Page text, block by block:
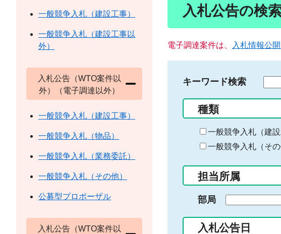
入札公告の検
電子調達案件は、 入札情報公
キーワード検索
る
キ
ー
ー
入
力
種類
一般競争入札（建設
一般競争入札（その
担当所属
部局
入札公告日
一般競争入札（建設工事）
一般競争入札（建設工事以
外）
入札公告（WTO案件以
外）（電子調達以外）
一般競争入札（建設工事）
一般競争入札（物品）
一般競争入札（業務委託）
一般競争入札（その他）
公募型プロポーザル
入札公告（WTO案件以